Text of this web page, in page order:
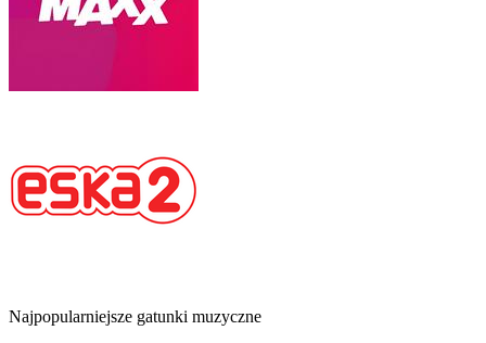
Najpopularniejsze gatunki muzyczne